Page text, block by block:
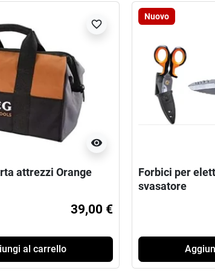
visibility
favorite_border
attrezzi Orange
39,00 €
al carrello
Nuovo
Forbici per
svasatore